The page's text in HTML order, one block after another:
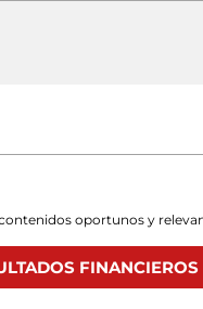
oportunos y
FINANCIEROS